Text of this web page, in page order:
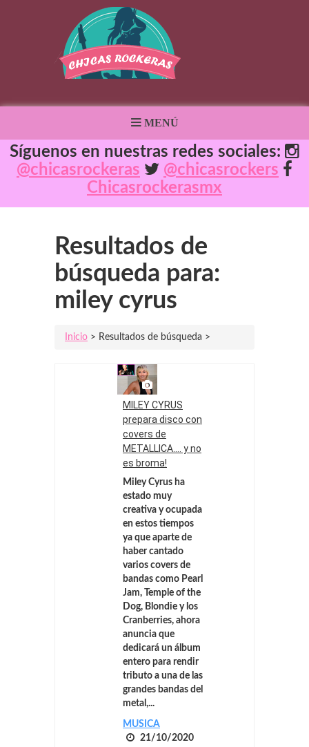
MENÚ
Síguenos en nuestras redes sociales:
@chicasrockeras
@chicasrockers
Chicasrockerasmx
Resultados de
búsqueda para:
miley cyrus
Inicio > Resultados de búsqueda >
MILEY CYRUS
prepara disco con
covers de
METALLICA.... y no
es broma!
Miley Cyrus ha
estado muy
creativa y ocupada
en estos tiempos
ya que aparte de
haber cantado
varios covers de
bandas como Pearl
Jam, Temple of the
Dog, Blondie y los
Cranberries, ahora
anuncia que
dedicará un álbum
entero para rendir
tributo a una de las
grandes bandas del
metal,...
MUSICA
21/10/2020